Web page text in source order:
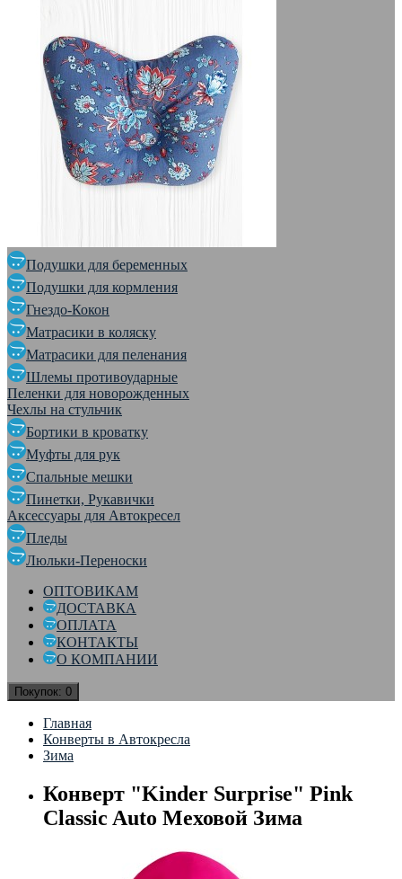
Подушки для беременных
Подушки для кормления
Гнездо-Кокон
Матрасики в коляску
Матрасики для пеленания
Шлемы противоударные
Пеленки для новорожденных
Чехлы на стульчик
Бортики в кроватку
Муфты для рук
Спальные мешки
Пинетки, Рукавички
Аксессуары для Автокресел
Пледы
Люльки-Переноски
ОПТОВИКАМ
ДОСТАВКА
ОПЛАТА
КОНТАКТЫ
О КОМПАНИИ
Покупок: 0
Главная
Конверты в Автокресла
Зима
Конверт "Kinder Surprise" Pink
Classic Auto Меховой Зима